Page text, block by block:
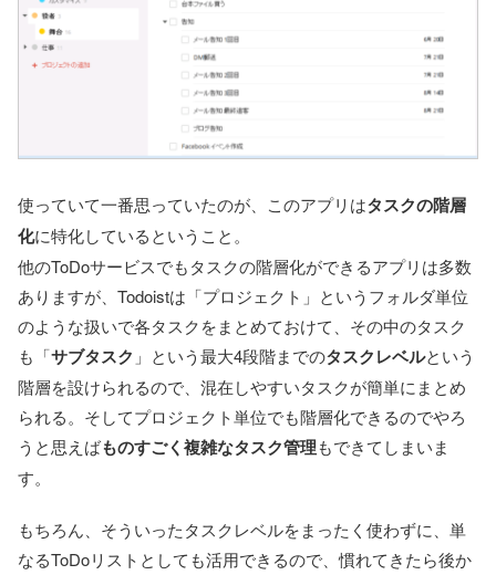
使っていて一番思っていたのが、このアプリはタスクの階層
化に特化しているということ。
他のToDoサービスでもタスクの階層化ができるアプリは多数
ありますが、Todoistは「プロジェクト」というフォルダ単位
のような扱いで各タスクをまとめておけて、その中のタスク
も「サブタスク 」という最大4段階までのタスクレベルという
階層を設けられるので、混在しやすいタスクが簡単にまとめ
られる。そしてプロジェクト単位でも階層化できるのでやろ
うと思えばものすごく複雑なタスク管理もできてしまいま
す。
もちろん、そういったタスクレベルをまったく使わずに、単
なるToDoリストとしても活用できるので、慣れてきたら後か